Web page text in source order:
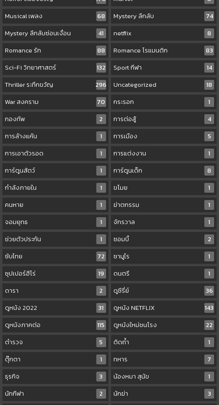
Musical เพลง
68 Mystery ลึกลับ
74
Mystery ลึกลับซ่อนเงื่อน
41 netflix
8
Romance รัก
88 Romance โรแมนติก
83
Sci-Fi วิทยาศาสตร์
132 Sport กีฬา
14
Thriller ระทึกขวัญ
296 Uncategorized
18
War สงคราม
70 กระรอก
1
กองทัพ
2 การต่อสู้
4
การล้างแค้น
1 การเมือง
5
การเอาตัวรอด
1 การแต่งงาน
1
การ์ตูนสัตว์
1 การ์ตูนเด็ก
8
กำลังภายใน
1 ขโมย
1
คนหาย
1 ฆ่าตกรรม
1
จอมยุทธ
1 จักรวาล
1
ช่วยตัวประกัน
1 ซอมบี้
2
ซับไทย
72 ซามูไร
1
ซุปเปอร์ฮีโร่
19 ดนตรี
1
ดารา
2 ดูซีรี่ย์
36
ดูหนัง 2022
31 ดูหนัง NETFLIX
143
ดูหนังภาคต่อ
115 ดูหนังใหม่ชนโรง
22
ตำรวจ
5 ติดถ้ำ
1
ตุ๊กตา
1 ทหาร
7
ธุรกิจ
3 น้องหมา สุนัข
1
นักกีฬา
2 นักฆ่า
3